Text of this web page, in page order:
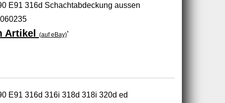
E91 316d Schachtabdeckung aussen
Artikel (auf eBay)*
E91 316d 316i 318d 318i 320d ed